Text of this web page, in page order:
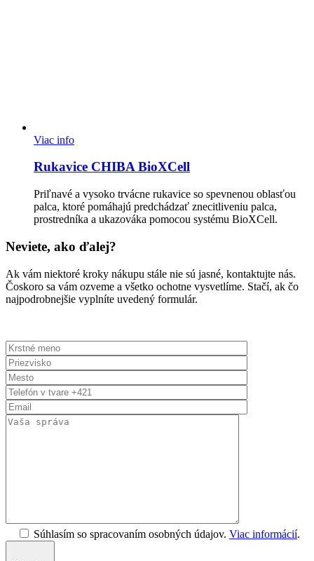
Viac info
Rukavice CHIBA BioXCell
Priľnavé a vysoko trvácne rukavice so spevnenou oblasťou
palca, ktoré pomáhajú predchádzať znecitliveniu palca,
prostredníka a ukazováka pomocou systému BioXCell.
Neviete, ako ďalej?
Ak vám niektoré kroky nákupu stále nie sú jasné, kontaktujte nás.
Čoskoro sa vám ozveme a všetko ochotne vysvetlíme. Stačí, ak čo
najpodrobnejšie vyplníte uvedený formulár.
Súhlasím so spracovaním osobných údajov. Viac informácií.